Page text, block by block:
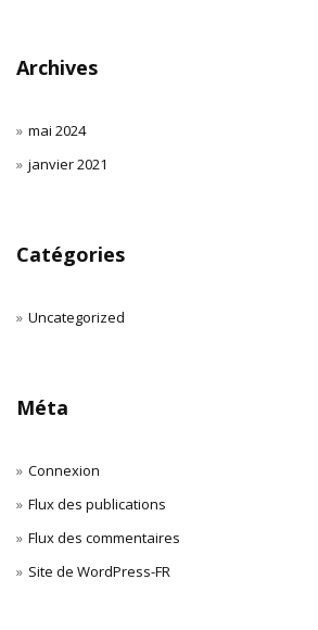
Archives
mai 2024
janvier 2021
Catégories
Uncategorized
Méta
Connexion
Flux des publications
Flux des commentaires
Site de WordPress-FR